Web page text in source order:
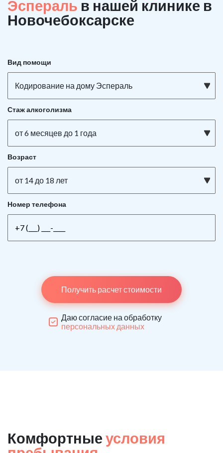
Эспераль в нашей клинике в
Новочебоксарске
Вид помощи
Кодирование на дому Эспераль
Стаж алкоголизма
от 6 месяцев до 1 года
Возраст
от 14 до 18 лет
Номер телефона
Получить расчет стоимости
Даю согласие на обработку
персональных данных
Комфортные условия